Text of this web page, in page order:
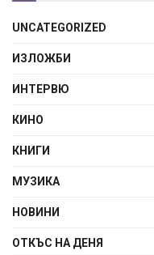
UNCATEGORIZED
ИЗЛОЖБИ
ИНТЕРВЮ
КИНО
КНИГИ
МУЗИКА
НОВИНИ
ОТКЪС НА ДЕНЯ